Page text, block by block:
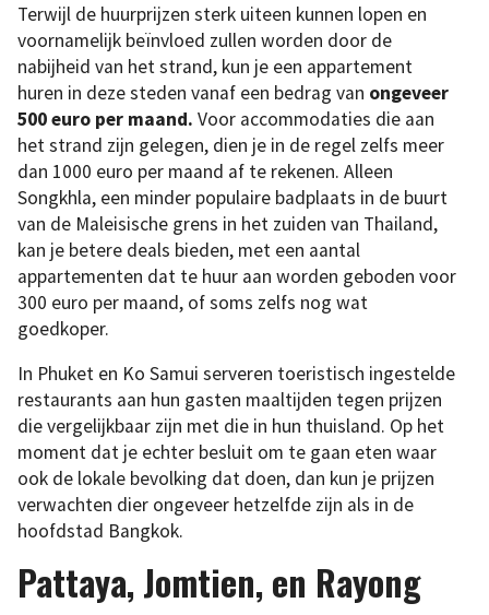
Terwijl de huurprijzen sterk uiteen kunnen lopen en
voornamelijk beïnvloed zullen worden door de
nabijheid van het strand, kun je een appartement
huren in deze steden vanaf een bedrag van ongeveer
500 euro per maand. Voor accommodaties die aan
het strand zijn gelegen, dien je in de regel zelfs meer
dan 1000 euro per maand af te rekenen. Alleen
Songkhla, een minder populaire badplaats in de buurt
van de Maleisische grens in het zuiden van Thailand,
kan je betere deals bieden, met een aantal
appartementen dat te huur aan worden geboden voor
300 euro per maand, of soms zelfs nog wat
goedkoper.
In Phuket en Ko Samui serveren toeristisch ingestelde
restaurants aan hun gasten maaltijden tegen prijzen
die vergelijkbaar zijn met die in hun thuisland. Op het
moment dat je echter besluit om te gaan eten waar
ook de lokale bevolking dat doen, dan kun je prijzen
verwachten dier ongeveer hetzelfde zijn als in de
hoofdstad Bangkok.
Pattaya, Jomtien, en Rayong